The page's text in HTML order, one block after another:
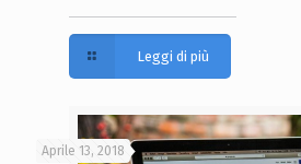
Leggi di più
Aprile 13, 2018